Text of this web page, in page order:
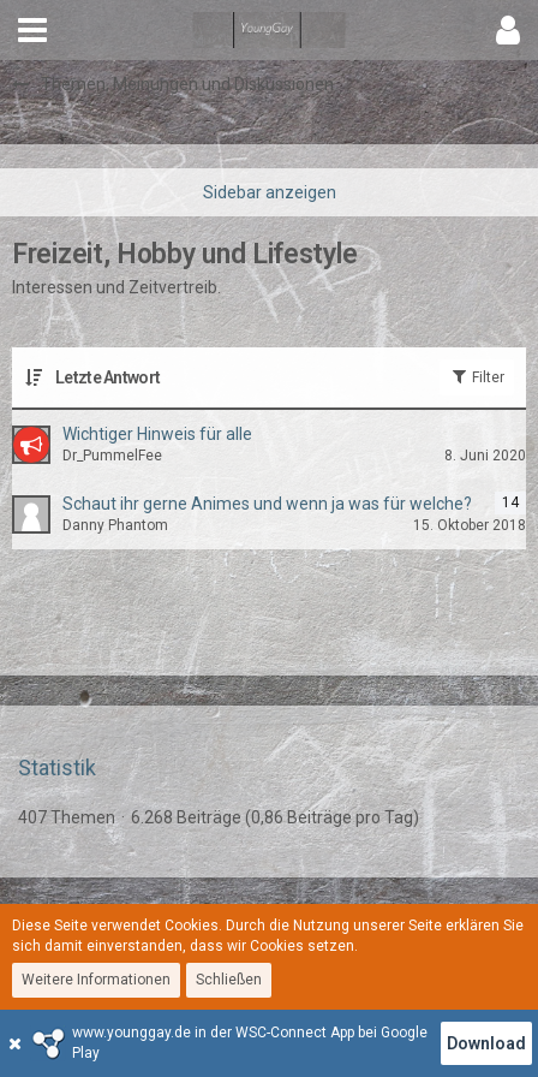
Themen, Meinungen und Diskussionen
Freizeit, Hobby und Lifestyle
Interessen und Zeitvertreib.
Letzte Antwort Filter
Wichtiger Hinweis für alle
Dr_PummelFee 8. Juni 2020
Schaut ihr gerne Animes und wenn ja was für welche?
14
Danny Phantom
15. Oktober 2018
Statistik
407 Themen 6.268 Beiträge (0,86 Beiträge pro Tag)
Regeln Datenschutzerklärung Kontakt
Stil:YoungGay
Community-Software:WoltLab Suite™
www.younggay.de in der WSC-Connect App bei Google
Play
Download
Diese Seite verwendet Cookies. Durch die Nutzung unserer Seite erklären Sie
sich damit einverstanden, dass wir Cookies setzen.
Weitere Informationen
Schließen